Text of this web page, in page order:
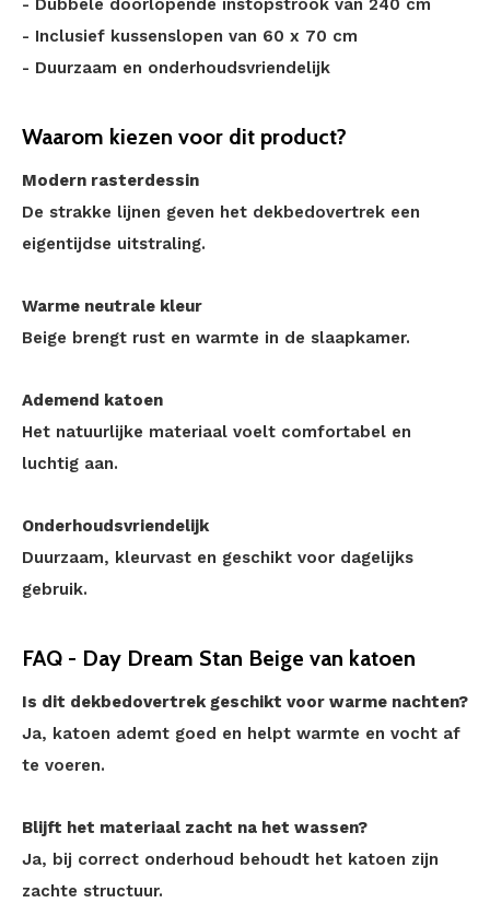
- Dubbele doorlopende instopstrook van 240 cm
- Inclusief kussenslopen van 60 x 70 cm
- Duurzaam en onderhoudsvriendelijk
Waarom kiezen voor dit product?
Modern rasterdessin
De strakke lijnen geven het dekbedovertrek een
eigentijdse uitstraling.
Warme neutrale kleur
Beige brengt rust en warmte in de slaapkamer.
Ademend katoen
Het natuurlijke materiaal voelt comfortabel en
luchtig aan.
Onderhoudsvriendelijk
Duurzaam, kleurvast en geschikt voor dagelijks
gebruik.
FAQ - Day Dream Stan Beige van katoen
Is dit dekbedovertrek geschikt voor warme nachten?
Ja, katoen ademt goed en helpt warmte en vocht af
te voeren.
Blijft het materiaal zacht na het wassen?
Ja, bij correct onderhoud behoudt het katoen zijn
zachte structuur.